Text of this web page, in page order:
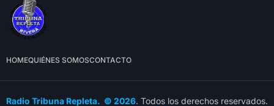
HOMEQUIÉNES SOMOSCONTACTO
Radio Tribuna Repleta. © 2026. Todos los derechos reservados.